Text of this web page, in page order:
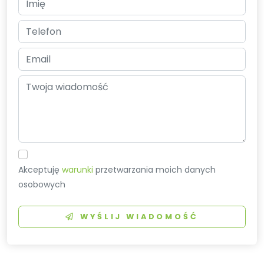
Akceptujęwarunki przetwarzania moich danych
osobowych
WYŚLIJ WIADOMOŚĆ